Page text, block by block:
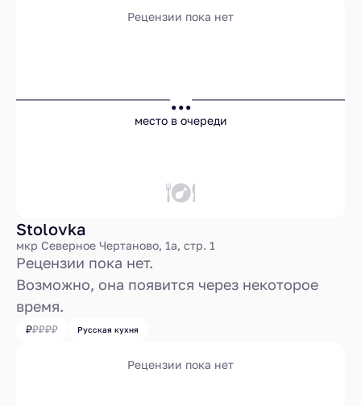
Рецензии пока нет
...
место в очереди
Stolovka
мкр Северное Чертаново, 1а, стр. 1
Рецензии пока нет.
Возможно, она появится через некоторое
время.
Русская кухня
Рецензии пока нет